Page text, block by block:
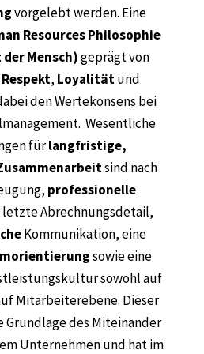
vorgelebt werden. Eine
Resources Philosophie
Mensch)geprägt von
Respekt, Loyalitätund
den Wertekonsens bei
Wesentliche
fürlangfristige,
sind nach
professionelle
letzte Abrechnungsdetail,
Kommunikation, eine
sowie eine
sowohl auf
Mitarbeiterebene. Dieser
Grundlage des Miteinander
Unternehmen und hat im